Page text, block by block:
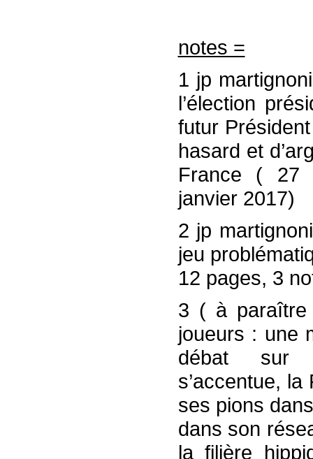
notes =
1 jp
l’élection
futur
hasard et
France ( 27
janvier 2017)
2 jp
jeu
12 pages, 3
3 ( à paraître
joueurs : une
débat sur
s’accentue,
ses pions
dans son
la filière